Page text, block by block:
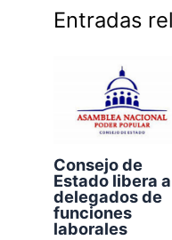
Entradas
Consejo de
Estado libera a
delegados de
funciones
laborales